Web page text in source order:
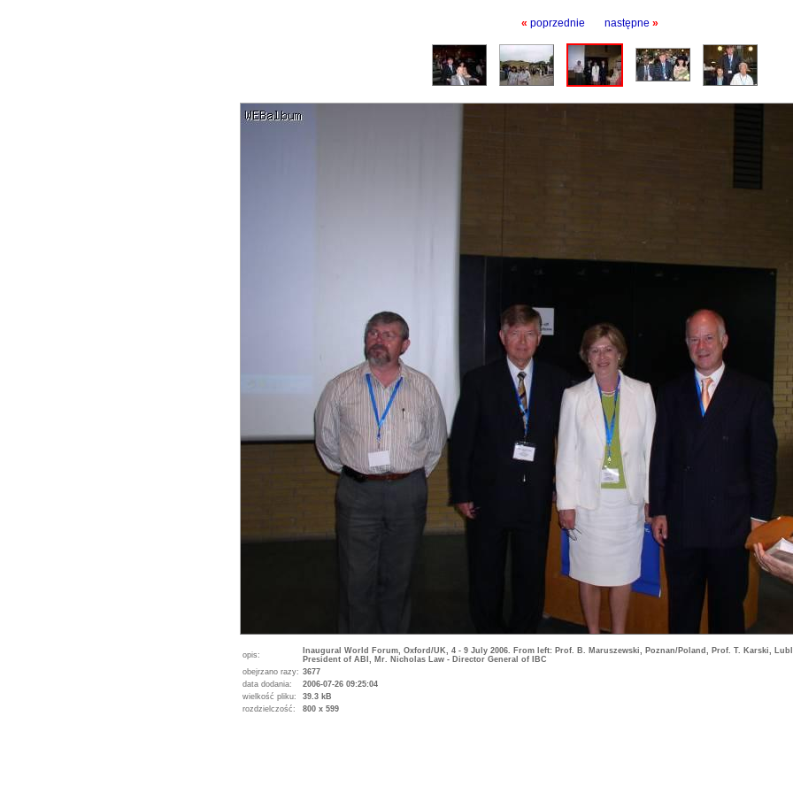
« poprzednie następne »
opis:
Inaugural World Forum, Oxford/UK, 4 - 9 July 2006. From left: Prof. B. Maruszewski, Poznan/Poland, Prof. T. Karski,
President of ABI, Mr. Nicholas Law - Director General of IBC
obejrzano razy: 3677
data dodania:
2006-07-26 09:25:04
wielkość pliku:
39.3 kB
rozdzielczość:
800 x 599